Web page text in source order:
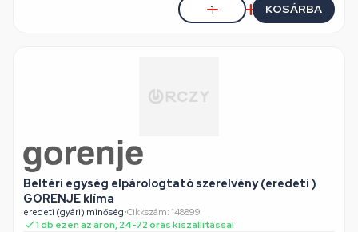
KOSÁRBA
Beltéri egység elpárologtató szerelvény (eredeti )
GORENJE klíma
eredeti (gyári) minőség•Cikkszám: 148899
1 db ezen az áron, 24-72 órás kiszállítással